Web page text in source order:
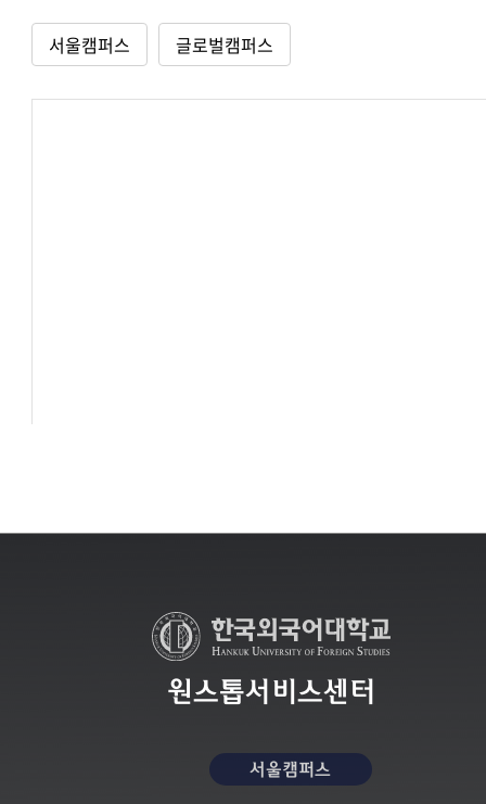
서울캠퍼스 글로벌캠퍼스
원스톱서비스센터
서울캠퍼스